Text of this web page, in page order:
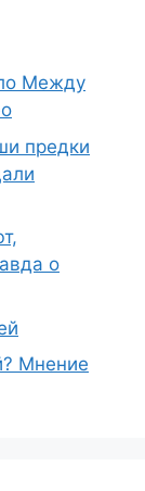
Между
предки
о
Мнение